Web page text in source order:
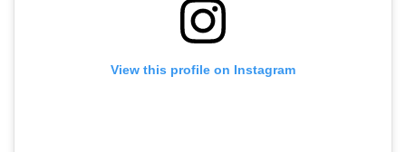
View this profile on Instagram